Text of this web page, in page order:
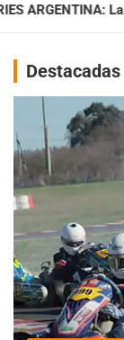
ya está en marcha
Destacadas